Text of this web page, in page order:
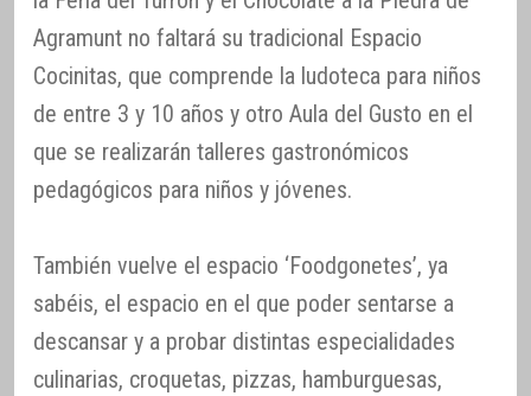
Agramunt no faltará su tradicional Espacio
Cocinitas, que comprende la ludoteca para niños
de entre 3 y 10 años y otro Aula del Gusto en el
que se realizarán talleres gastronómicos
pedagógicos para niños y jóvenes.
También vuelve el espacio ‘Foodgonetes’, ya
sabéis, el espacio en el que poder sentarse a
descansar y a probar distintas especialidades
culinarias, croquetas, pizzas, hamburguesas,